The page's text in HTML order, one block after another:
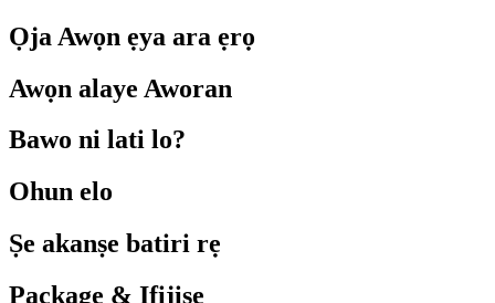
Ọja Awọn ẹya ara ẹrọ
Awọn alaye Aworan
Bawo ni lati lo?
Ohun elo
Ṣe akanṣe batiri rẹ
Package & Ifijiṣẹ